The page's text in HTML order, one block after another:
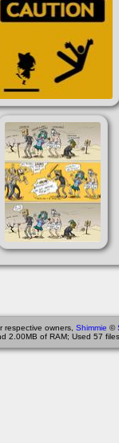
respective owners, Shimmie ©
2.00MB of RAM; Used 57